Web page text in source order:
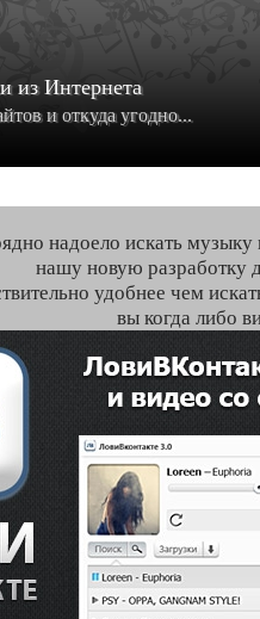
из Интернета
и откуда угодно...
надоело искать
нашу новую разработку
удобнее чем
вы когда либо